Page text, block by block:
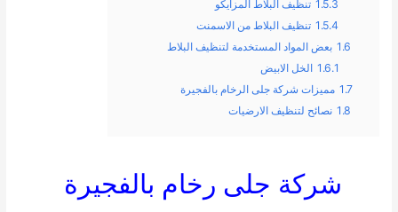
1.5.3 تنظيف البلاط المزايكو
1.5.4 تنظيف البلاط من الاسمنت
1.6 بعض المواد المستخدمة لتنظيف البلاط
1.6.1 الخل الابيض
1.7 مميزات شركة جلى الرخام بالفجيرة
1.8 نصائح لتنظيف الارضيات
شركة جلى رخام بالفجيرة